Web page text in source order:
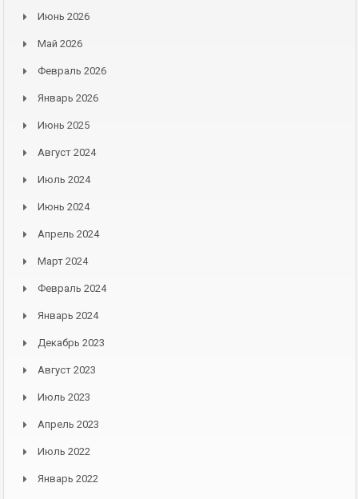
Июнь 2026
Май 2026
Февраль 2026
Январь 2026
Июнь 2025
Август 2024
Июль 2024
Июнь 2024
Апрель 2024
Март 2024
Февраль 2024
Январь 2024
Декабрь 2023
Август 2023
Июль 2023
Апрель 2023
Июль 2022
Январь 2022